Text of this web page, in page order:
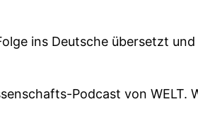
ins Deutsche übersetzt
Podcast von WELT.